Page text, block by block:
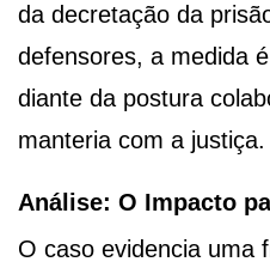
da decretação da
defensores, a medida
diante da postura
manteria com a justiça.
Análise: O Impacto
O caso evidencia uma